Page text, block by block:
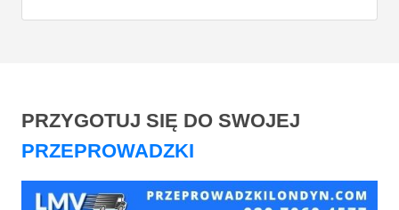
PRZYGOTUJ SIĘ DO SWOJEJ
PRZEPROWADZKI